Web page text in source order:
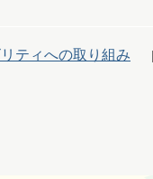
ティへの取り組み